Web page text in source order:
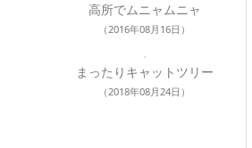
高所でムニャムニャ
（2016年08月16日）
まったりキャットツリー
（2018年08月24日）